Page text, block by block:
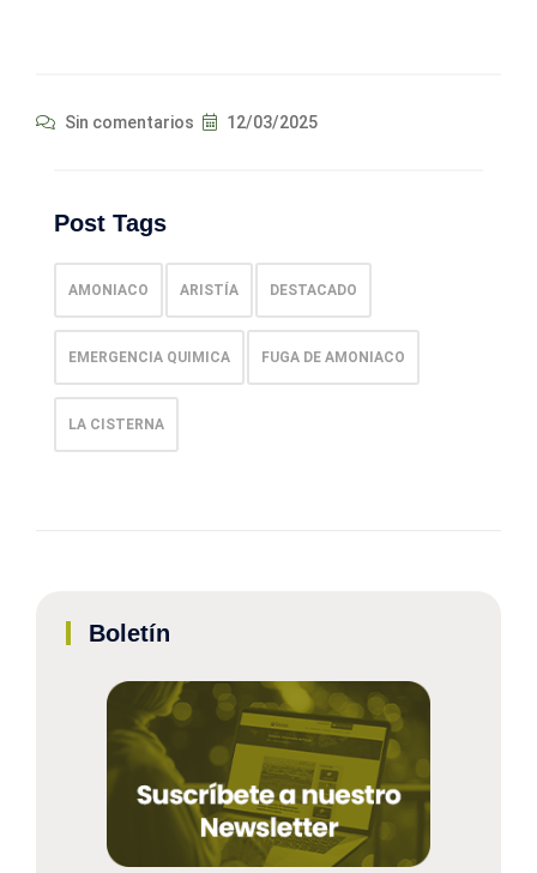
Sin comentarios 12/03/2025
Post Tags
AMONIACO ARISTÍA DESTACADO
EMERGENCIA QUIMICA FUGA DE AMONIACO
LA CISTERNA
Boletín